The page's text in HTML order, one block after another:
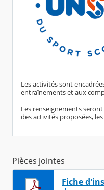
Les activités sont
entraînements et aux
Les renseignements
des activités proposées,
Pièces jointes
Fiche